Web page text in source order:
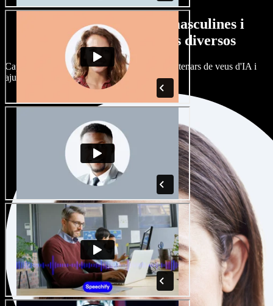
Gran varietat de veus masculines i
femenines amb accents diversos
Cap projecte ha de sonar igual. Tria entre centenars de veus d'IA i
ajusta'n l’accent.